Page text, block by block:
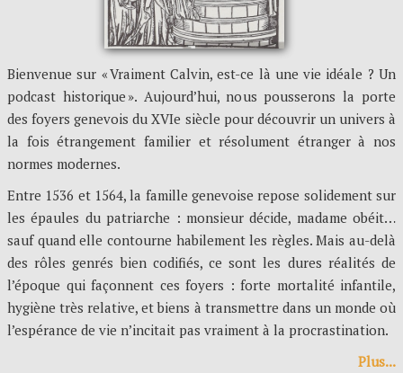
Bienvenue sur « Vraiment Calvin, est-ce là une vie idéale ? Un
podcast historique ». Aujourd’hui, nous pousserons la porte
des foyers genevois du XVIe siècle pour découvrir un univers à
la fois étrangement familier et résolument étranger à nos
normes modernes.
Entre 1536 et 1564, la famille genevoise repose solidement sur
les épaules du patriarche : monsieur décide, madame obéit…
sauf quand elle contourne habilement les règles. Mais au-delà
des rôles genrés bien codifiés, ce sont les dures réalités de
l’époque qui façonnent ces foyers : forte mortalité infantile,
hygiène très relative, et biens à transmettre dans un monde où
l’espérance de vie n’incitait pas vraiment à la procrastination.
Plus...